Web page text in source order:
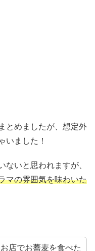
とめましたが、想定外
いました！
ないと思われますが、
マの雰囲気を味わいた
店でお蕎麦を食べた